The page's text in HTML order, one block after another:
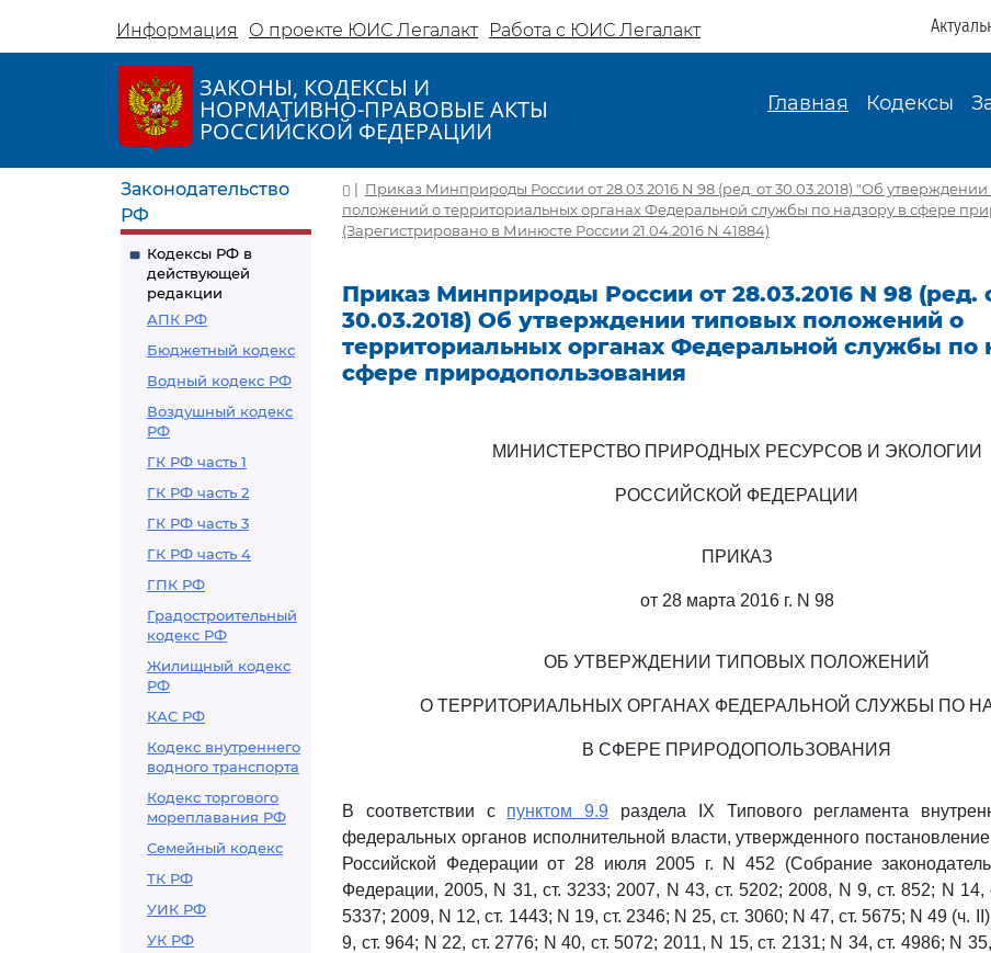
Информация О проекте ЮИС Легалакт Работа с ЮИС Легалакт
ЗАКОНЫ, КОДЕКСЫ И
НОРМАТИВНО-ПРАВОВЫЕ АКТЫ
РОССИЙСКОЙ ФЕДЕРАЦИИ
Главная Кодексы
Законодательство
РФ
Кодексы РФ в
действующей
редакции
АПК РФ
Бюджетный кодекс
Водный кодекс РФ
Воздушный кодекс
РФ
ГК РФ часть 1
ГК РФ часть 2
ГК РФ часть 3
ГК РФ часть 4
ГПК РФ
Градостроительный
кодекс РФ
Жилищный кодекс
РФ
КАС РФ
Кодекс внутреннего
водного транспорта
Кодекс торгового
мореплавания РФ
Семейный кодекс
ТК РФ
УИК РФ
УК РФ
| Приказ Минприроды России от 28.03.2016 N 98 (ред. от 30.03.2018) "Об
положений о территориальных органах Федеральной службы по надзору в сфере
(Зарегистрировано в Минюсте России 21.04.2016 N 41884)
Приказ Минприроды России от 28.03.2016 N 98 (ред.
30.03.2018) Об утверждении типовых положений о
территориальных органах Федеральной службы по
сфере природопользования
МИНИСТЕРСТВО ПРИРОДНЫХ РЕСУРСОВ И ЭКОЛОГИИ
РОССИЙСКОЙ ФЕДЕРАЦИИ
ПРИКАЗ
от 28 марта 2016 г. N 98
ОБ УТВЕРЖДЕНИИ ТИПОВЫХ ПОЛОЖЕНИЙ
О ТЕРРИТОРИАЛЬНЫХ ОРГАНАХ ФЕДЕРАЛЬНОЙ СЛУЖБЫ ПО
В СФЕРЕ ПРИРОДОПОЛЬЗОВАНИЯ
В соответствии с пунктом 9.9 раздела IX Типового регламента
федеральных органов исполнительной власти, утвержденного
Российской Федерации от 28 июля 2005 г. N 452 (Собрание
Федерации, 2005, N 31, ст. 3233; 2007, N 43, ст. 5202; 2008, N 9, ст. 852; N 14,
5337; 2009, N 12, ст. 1443; N 19, ст. 2346; N 25, ст. 3060; N 47, ст. 5675; N 49 (ч.
9, ст. 964; N 22, ст. 2776; N 40, ст. 5072; 2011, N 15, ст. 2131; N 34, ст. 4986; N